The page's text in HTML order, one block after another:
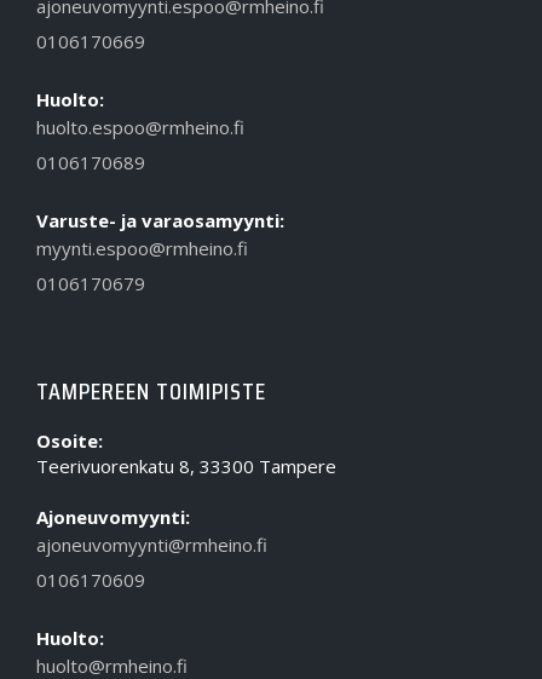
ajoneuvomyynti.espoo@rmheino.fi
0106170669
Huolto:
huolto.espoo@rmheino.fi
0106170689
Varuste- ja varaosamyynti:
myynti.espoo@rmheino.fi
0106170679
TAMPEREEN TOIMIPISTE
Osoite:
Teerivuorenkatu 8, 33300 Tampere
Ajoneuvomyynti:
ajoneuvomyynti@rmheino.fi
0106170609
Huolto:
huolto@rmheino.fi